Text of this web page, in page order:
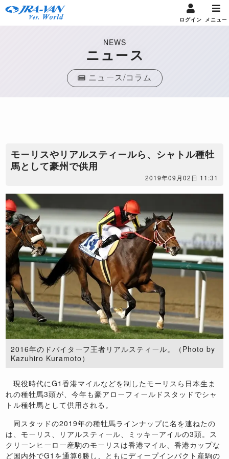
ログイン メニュー
NEWS
ニュース
ニュース/コラム
モーリスやリアルスティールら、シャトル種牡
馬として豪州で供用
2019年09月02日 11:31
2016年のドバイターフ王者リアルスティール。（Photo by
Kazuhiro Kuramoto）
現役時代にG1香港マイルなどを制したモーリスら日本生ま
れの種牡馬3頭が、今年も豪アローフィールドスタッドでシャ
トル種牡馬として供用される。
同スタッドの2019年の種牡馬ラインナップに名を連ねたの
は、モーリス、リアルスティール、ミッキーアイルの3頭。ス
クリーンヒーロー産駒のモーリスは香港マイル、香港カップな
ど国内外でG1を通算6勝し、ともにディープインパクト産駒の